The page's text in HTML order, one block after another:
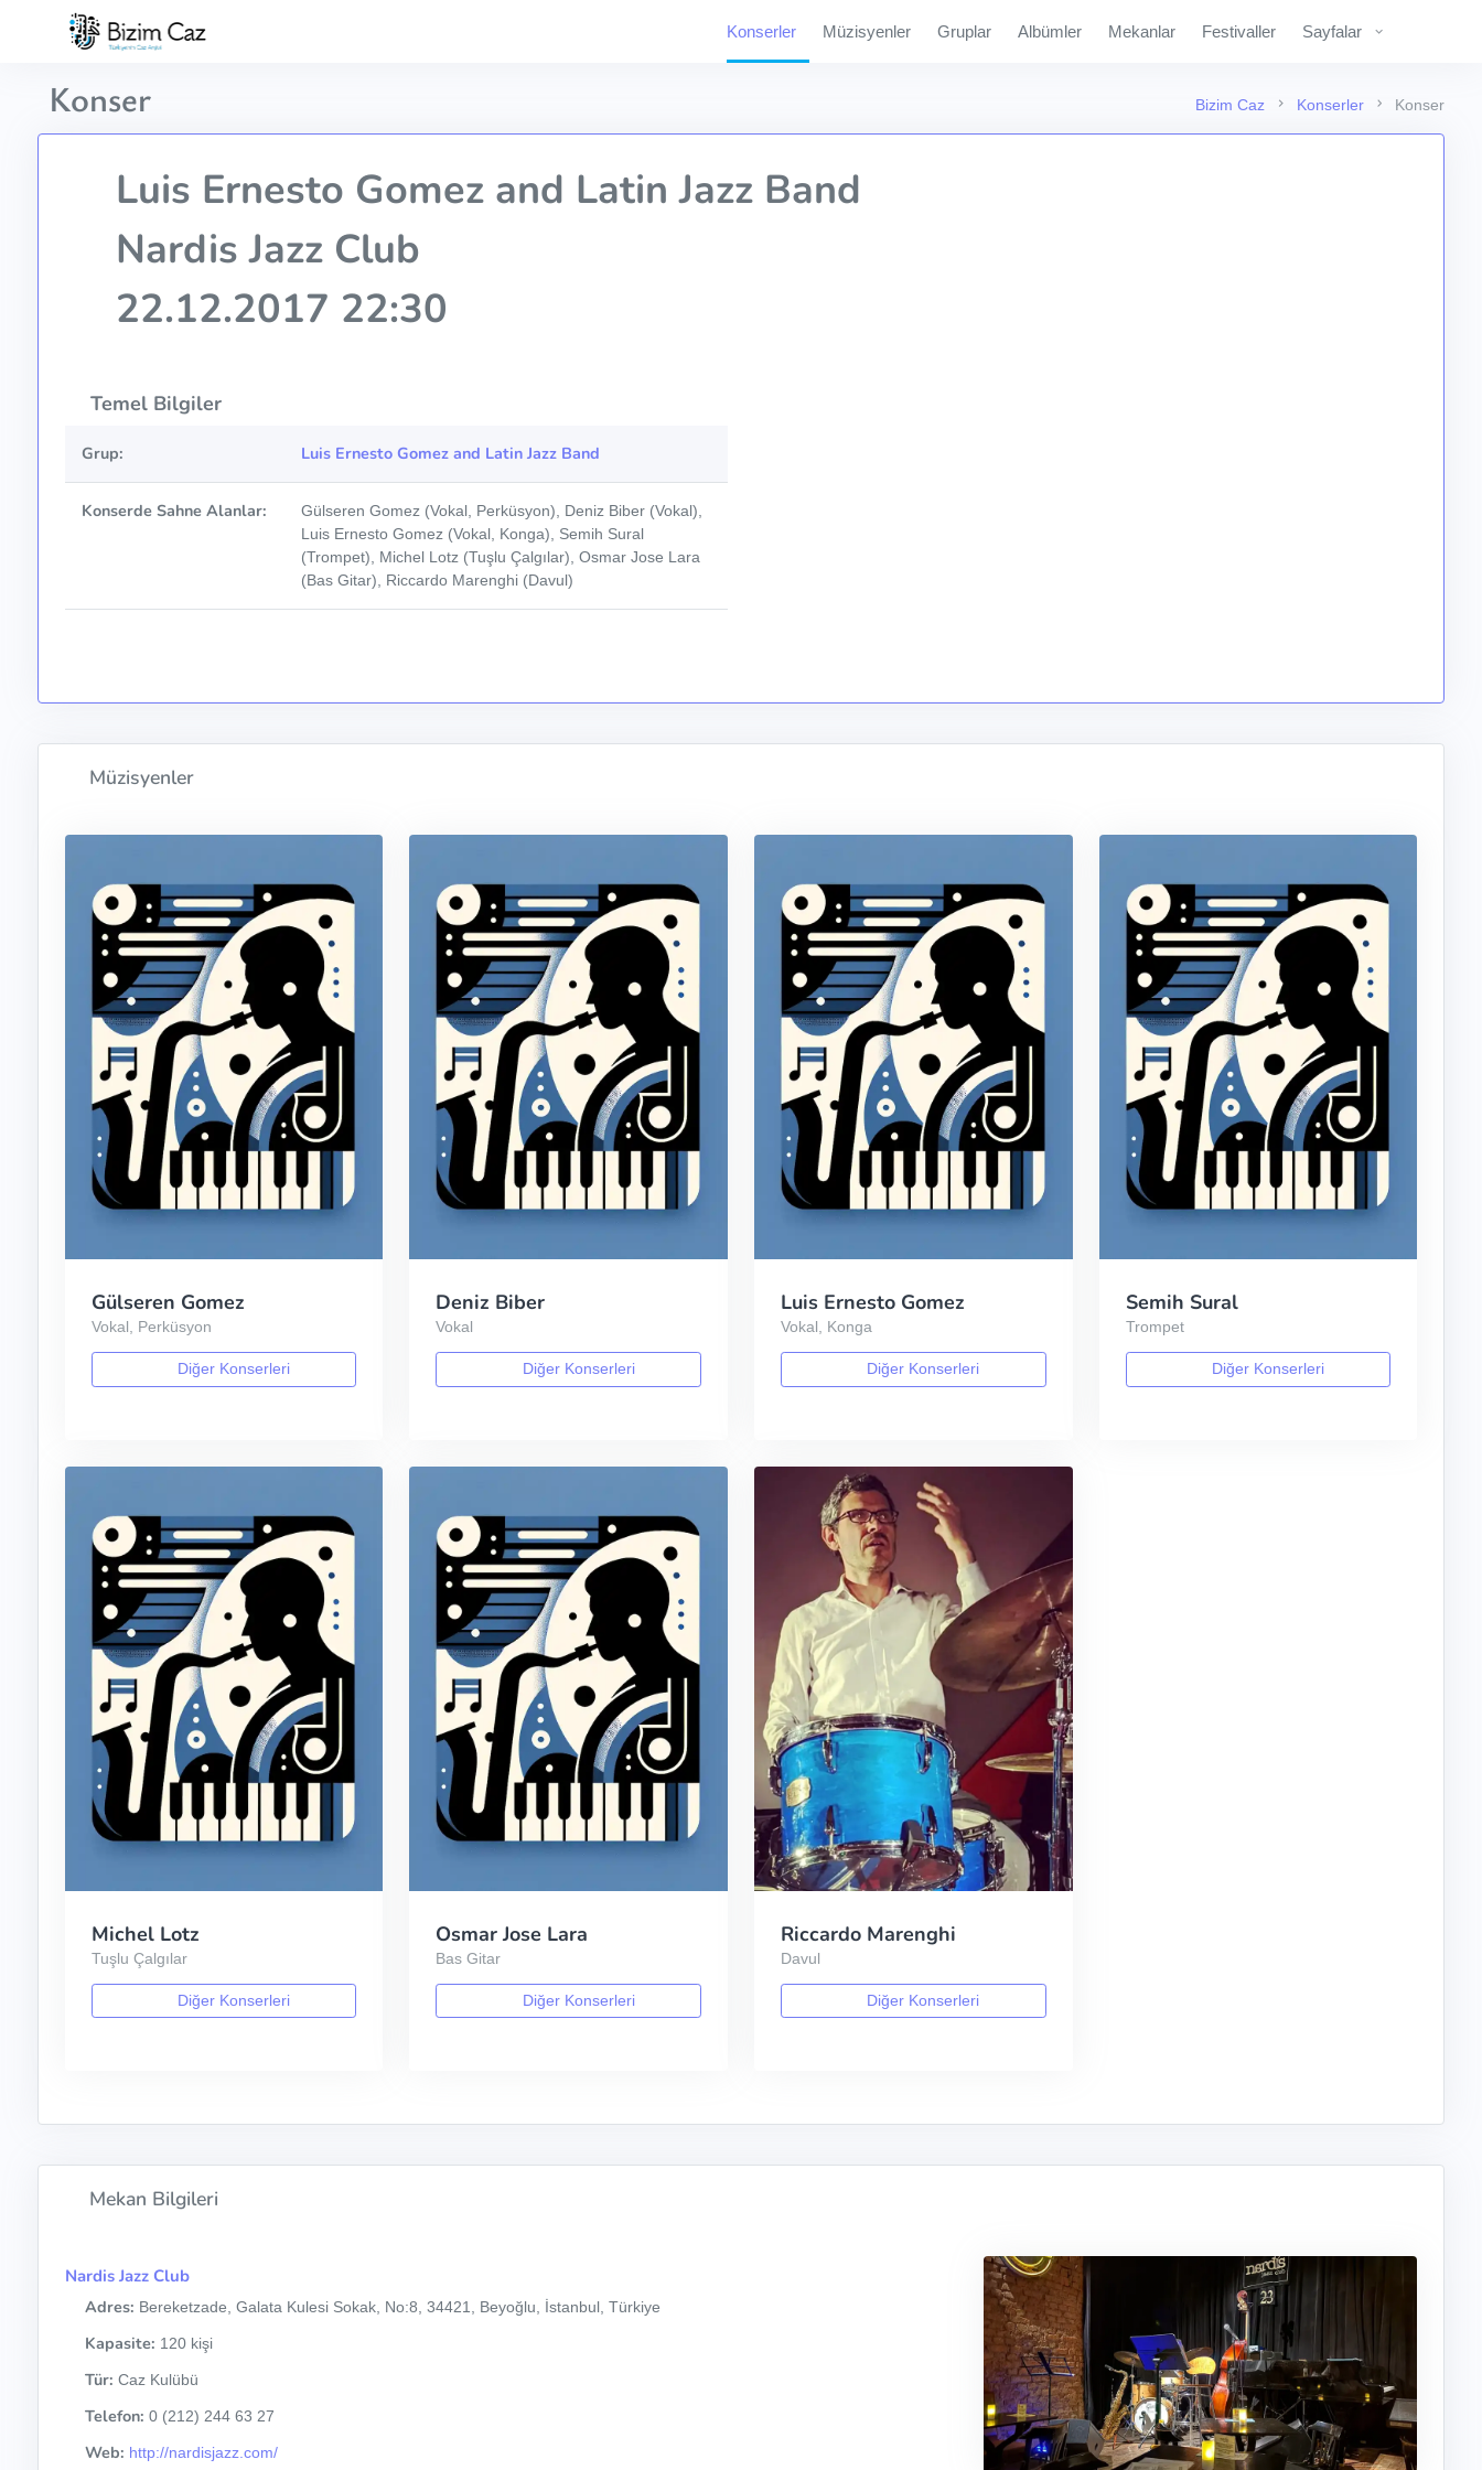
Konserler Müzisyenler Gruplar Albümler Mekanlar Festivaller Sayfalar
Bizim Caz Konserler Konser
Konser
Luis Ernesto Gomez and Latin Jazz Band
Nardis Jazz Club
22.12.2017 22:30
Temel Bilgiler
Grup: Luis Ernesto Gomez and Latin Jazz Band
Konserde Sahne Alanlar:
Gülseren Gomez (Vokal, Perküsyon), Deniz Biber (Vokal),
Luis Ernesto Gomez (Vokal, Konga), Semih Sural
(Trompet), Michel Lotz (Tuşlu Çalgılar), Osmar Jose Lara
(Bas Gitar), Riccardo Marenghi (Davul)
Müzisyenler
Gülseren Gomez
Vokal, Perküsyon
Diğer Konserleri
Deniz Biber
Vokal
Diğer Konserleri
Luis Ernesto Gomez
Vokal, Konga
Diğer Konserleri
Semih Sural
Trompet
Diğer Konserleri
Michel Lotz
Tuşlu Çalgılar
Diğer Konserleri
Osmar Jose Lara
Bas Gitar
Diğer Konserleri
Riccardo Marenghi
Davul
Diğer Konserleri
Mekan Bilgileri
Nardis Jazz Club
Adres: Bereketzade, Galata Kulesi Sokak, No:8, 34421, Beyoğlu, İstanbul, Türkiye
Kapasite: 120 kişi
Tür: Caz Kulübü
Telefon: 0 (212) 244 63 27
Web: http://nardisjazz.com/